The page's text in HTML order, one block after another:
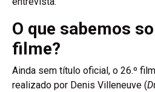
O que sabemos
filme?
Ainda sem título oficial, o 26.º
realizado por Denis Villeneuve (